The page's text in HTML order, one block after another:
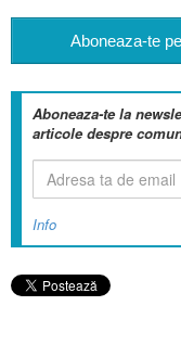
Aboneaza-te
Aboneaza-te la
articole despre
Info